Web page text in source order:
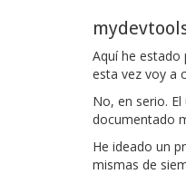
Aquí he estado
esta vez voy a
No, en serio.
documentado
He ideado un
mismas de